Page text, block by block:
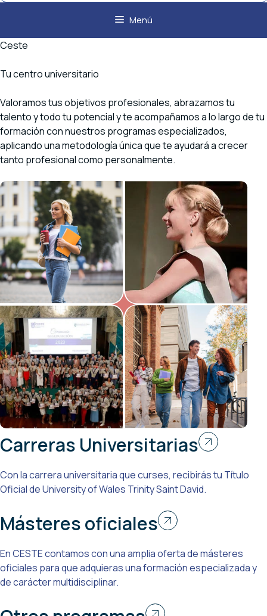
Menú
Ceste
Tu centro universitario
Valoramos tus objetivos profesionales, abrazamos tu
talento y todo tu potencial y te acompañamos a lo largo de tu
formación con nuestros programas especializados,
aplicando una metodología única que te ayudará a crecer
tanto profesional como personalmente.
Carreras Universitarias
Con la carrera universitaria que curses, recibirás tu Título
Oficial de University of Wales Trinity Saint David.
Másteres oficiales
En CESTE contamos con una amplia oferta de másteres
oficiales para que adquieras una formación especializada y
de carácter multidisciplinar.